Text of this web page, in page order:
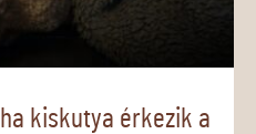
kiskutya érkezik a